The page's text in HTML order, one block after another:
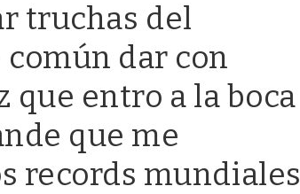
truchas del
dar con
que entro a la boca
que me
records mundiales